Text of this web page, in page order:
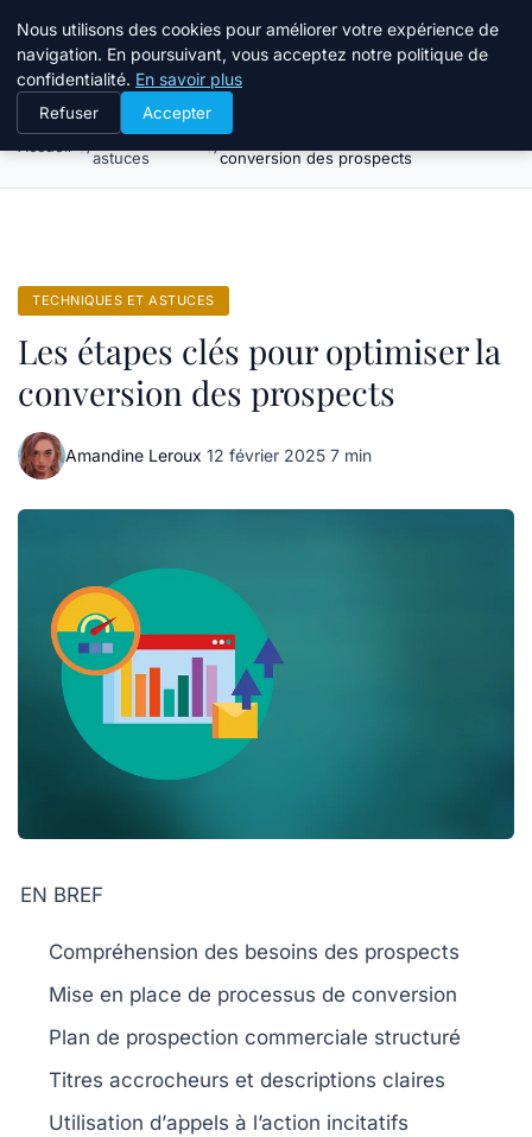
Bible Telemarketing
Techniques et
astuces
Les étapes clés pour optimiser la
conversion des prospects
TECHNIQUES ET ASTUCES
Les étapes clés pour optimiser la
conversion des prospects
Amandine Leroux·12 février 2025·7 min
EN BREF
Compréhension des besoins des prospects
Mise en place de processus de conversion
Plan de prospection commerciale structuré
Titres accrocheurs et descriptions claires
Utilisation d’appels à l’action incitatifs
Nous utilisons des cookies pour améliorer votre expérience de
navigation. En poursuivant, vous acceptez notre politique de
confidentialité. En savoir plus
Refuser Accepter